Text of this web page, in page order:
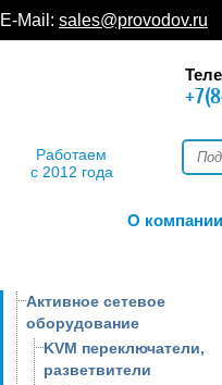
E-Mail: sales@provodov.ru
Работаем
с 2012 года
О компании
Активное сетевое
оборудование
KVM переключатели,
разветвители